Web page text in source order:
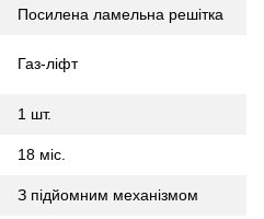
Посилена ламельна решітка
Газ-ліфт
1 шт.
18 міс.
З підйомним механізмом